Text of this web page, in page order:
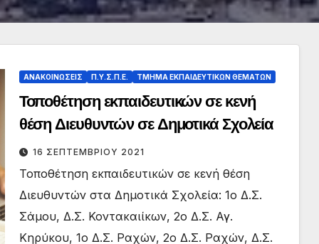
ΑΝΑΚΟΙΝΏΣΕΙΣ Π.Υ.Σ.Π.Ε. ΤΜΉΜΑ ΕΚΠΑΙΔΕΥΤΙΚΏΝ ΘΕΜΆΤΩΝ
Τοποθέτηση εκπαιδευτικών σε κενή
θέση Διευθυντών σε Δημοτικά Σχολεία
16 ΣΕΠΤΕΜΒΡΊΟΥ 2021
Τοποθέτηση εκπαιδευτικών σε κενή θέση
Διευθυντών στα Δημοτικά Σχολεία: 1ο Δ.Σ.
Σάμου, Δ.Σ. Κοντακαιίκων, 2ο Δ.Σ. Αγ.
Κηρύκου, 1ο Δ.Σ. Ραχών, 2ο Δ.Σ. Ραχών, Δ.Σ.